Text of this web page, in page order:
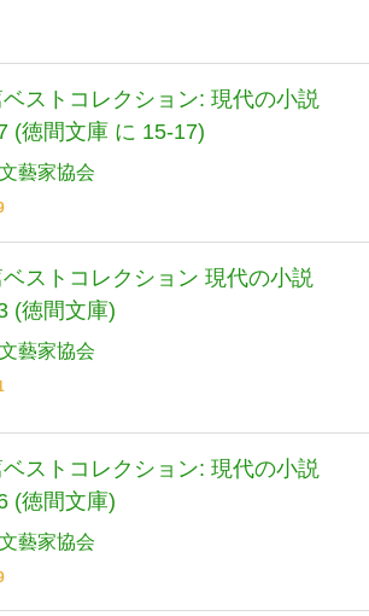
ストコレクション: 現代の小説
(徳間文庫 に 15-17)
藝家協会
ストコレクション 現代の小説
(徳間文庫)
藝家協会
ストコレクション: 現代の小説
(徳間文庫)
藝家協会